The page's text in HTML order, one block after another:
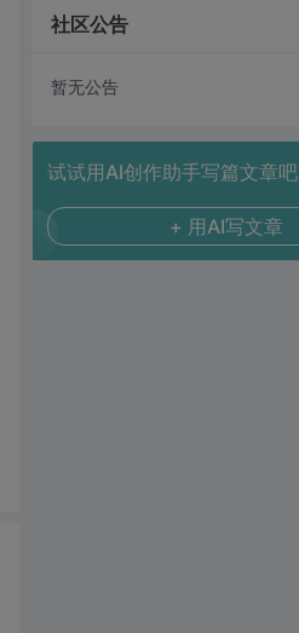
社区公告
暂无公告
试试用AI创作助手写篇文章吧
+ 用AI写文章